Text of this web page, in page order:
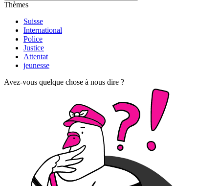
Thèmes
Suisse
International
Police
Justice
Attentat
jeunesse
Avez-vous quelque chose à nous dire ?